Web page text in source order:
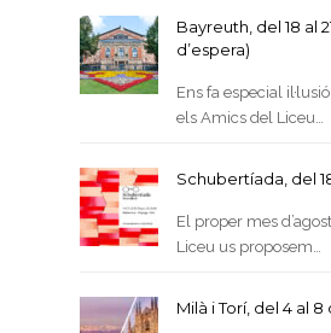
Bayreuth, del 18 al
d’espera)
Ens fa especial
els Amics del Liceu…
Schubertíada, del
El proper mes
Liceu us proposem…
Milà i Torí, del 4 al